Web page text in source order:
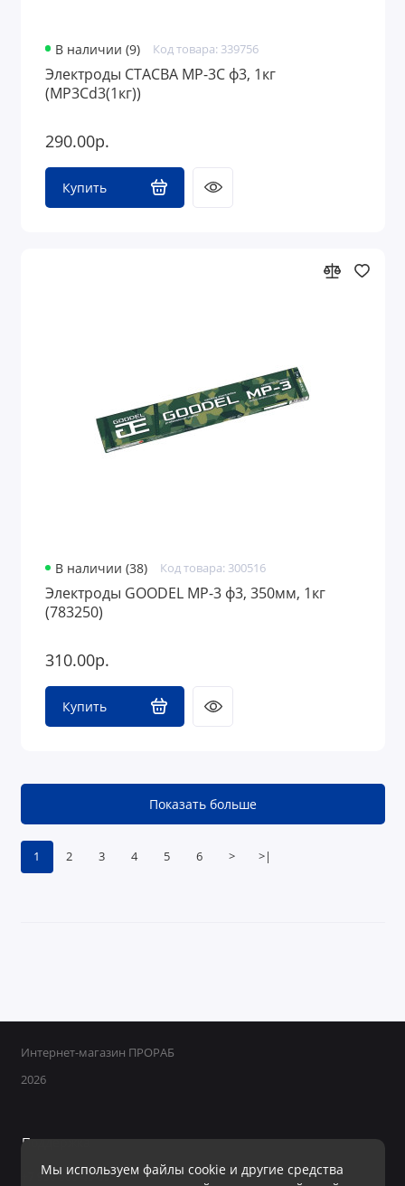
В наличии (9) Код товара: 339756
Электроды СТАСВА МР-3С ф3, 1кг
(МР3Сd3(1кг))
290.00р.
Купить
В наличии (38) Код товара: 300516
Электроды GOODEL МР-3 ф3, 350мм, 1кг
(783250)
310.00р.
Купить
1 2 3 4 5 6 > >|
Показать больше
Мы используем файлы cookie и другие средства
Интернет-магазин ПРОРАБ
2026
Поддержка
+7 950 800-40-09